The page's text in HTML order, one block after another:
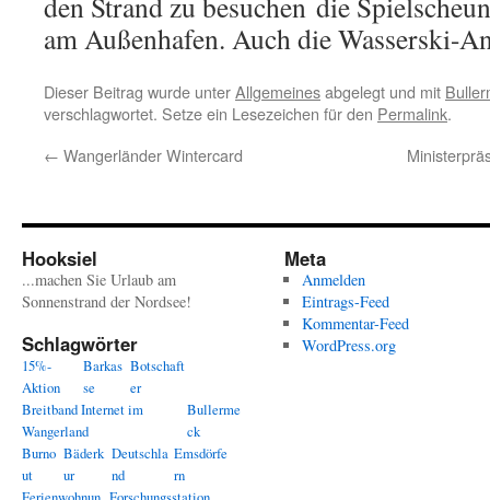
am Außenhafen. Auch die Wasserski-
Dieser Beitrag wurde unterAllgemeinesabgelegt und mit
verschlagwortet. Setze ein Lesezeichen für den Permalink.
← Wangerländer Wintercard
Hooksiel
...machen Sie Urlaub am
Sonnenstrand der Nordsee!
Schlagwörter
15%-
Aktion
Barkas
se
Botschaft
er
Breitband Internet im
Wangerland
Bullerme
ck
Burno
ut
Bäderk
ur
Deutschla
nd
Emsdörfe
rn
Meta
Anmelden
Eintrags-Feed
Kommentar-Feed
WordPress.org